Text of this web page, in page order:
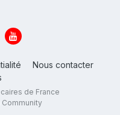
Nous contacter
de France